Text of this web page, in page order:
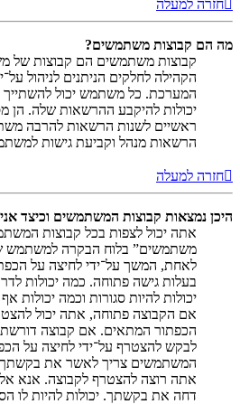
חזרה למעלה
מה הם קבוצות משתמשים?
קבוצות משתמשים הם קבוצות
הקהילה לחלקים הניתנים לניהול
המערכת. כל משתמש יכול להשתייך
יכולות להיקבע ההרשאות שלה. הן
ראשיים לשנות הרשאות להרבה
הרשאות מנהל וקביעת גישות
חזרה למעלה
היכן נמצאות קבוצות המשתמשים וכיצד
אתה יכול לצפות בכל קבוצות
משתמשים” בלוח הבקרה למשתמש
לאחת, המשך על־ידי לחיצה על
בעלות גישה פתוחה. כמה יכולות
יכולות להיות סגורות וכמה יכולות
אם הקבוצה פתוחה, אתה יכול
הכפתור המתאים. אם קבוצה
לבקש להצטרף על־ידי לחיצה על
המשתמשים צריך לאשר את בקשתך
אתה רוצה להצטרף לקבוצה. אנא
דחה את בקשתך. יכולות להיות לו